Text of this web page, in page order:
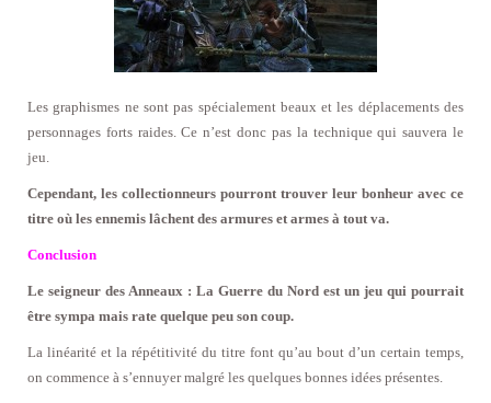
Les graphismes ne sont pas spécialement beaux et les déplacements des
personnages forts raides. Ce n’est donc pas la technique qui sauvera le
jeu.
Cependant, les collectionneurs pourront trouver leur bonheur avec ce
titre où les ennemis lâchent des armures et armes à tout va.
Conclusion
Le seigneur des Anneaux : La Guerre du Nord est un jeu qui pourrait
être sympa mais rate quelque peu son coup.
La linéarité et la répétitivité du titre font qu’au bout d’un certain temps,
on commence à s’ennuyer malgré les quelques bonnes idées présentes.